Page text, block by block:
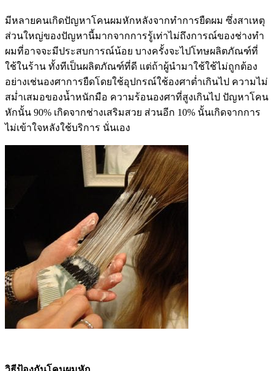
มีหลายคนเกิดปัญหาโคนผมหักหลังจากทำการยืดผม ซึ่งสาเหตุ
ส่วนใหญ่ของปัญหานี้มากจากการรู้เท่าไม่ถึงการณ์ของช่างทำ
ผมที่อาจจะมีประสบการณ์น้อย บางครั้งจะไปโทษผลิตภัณฑ์ที่
ใช้ในร้าน ทั้งทีเป็นผลิตภัณฑ์ที่ดี แต่ถ้าผู้นำมาใช้ใช้ไม่ถูกต้อง
อย่างเช่นองศาการยืดโดยใช้อุปกรณ์ใช้องศาต่ำเกินไป ความไม่
สม่ำเสมอของน้ำหนักมือ ความร้อนองศาที่สูงเกินไป ปัญหาโคน
หักนั้น 90% เกิดจากช่างเสริมสวย ส่วนอีก 10% นั้นเกิดจากการ
ไม่เข้าใจหลังใช้บริการ นั่นเอง